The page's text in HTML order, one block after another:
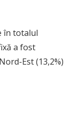
în totalul
a fost
Est (13,2%)